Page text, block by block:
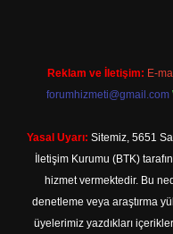
Reklam ve İletişim: E-
forumhizmeti@gmail.com
Yasal Uyarı: Sitemiz, 5651
İletişim Kurumu (BTK)
hizmet vermektedir. Bu
denetleme veya araştırma
üyelerimiz yazdıkları